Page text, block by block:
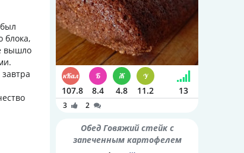
блока,
вышло
107.8 8.4 4.8 11.2 13
3 2
Обед Говяжий стейк с
запеченным картофелем